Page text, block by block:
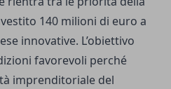
140 milioni di euro a
innovative. L’obiettivo
favorevoli perché
imprenditoriale del